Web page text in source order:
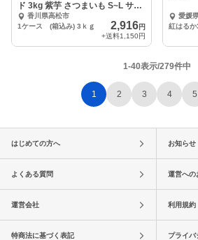
ド 3kg 紫芋 さつまいも S~L サイ
ズ 香川県高松市
1ケース (箱込み) 3ｋｇ
2,916円
+送料1,150円
愛媛
紅はる
1-40表示/279件中
1 2 3 4 5
はじめての方へ お知らせ
よくある質問 運営への
運営会社 利用規約
特商法に基づく表記 プライバ